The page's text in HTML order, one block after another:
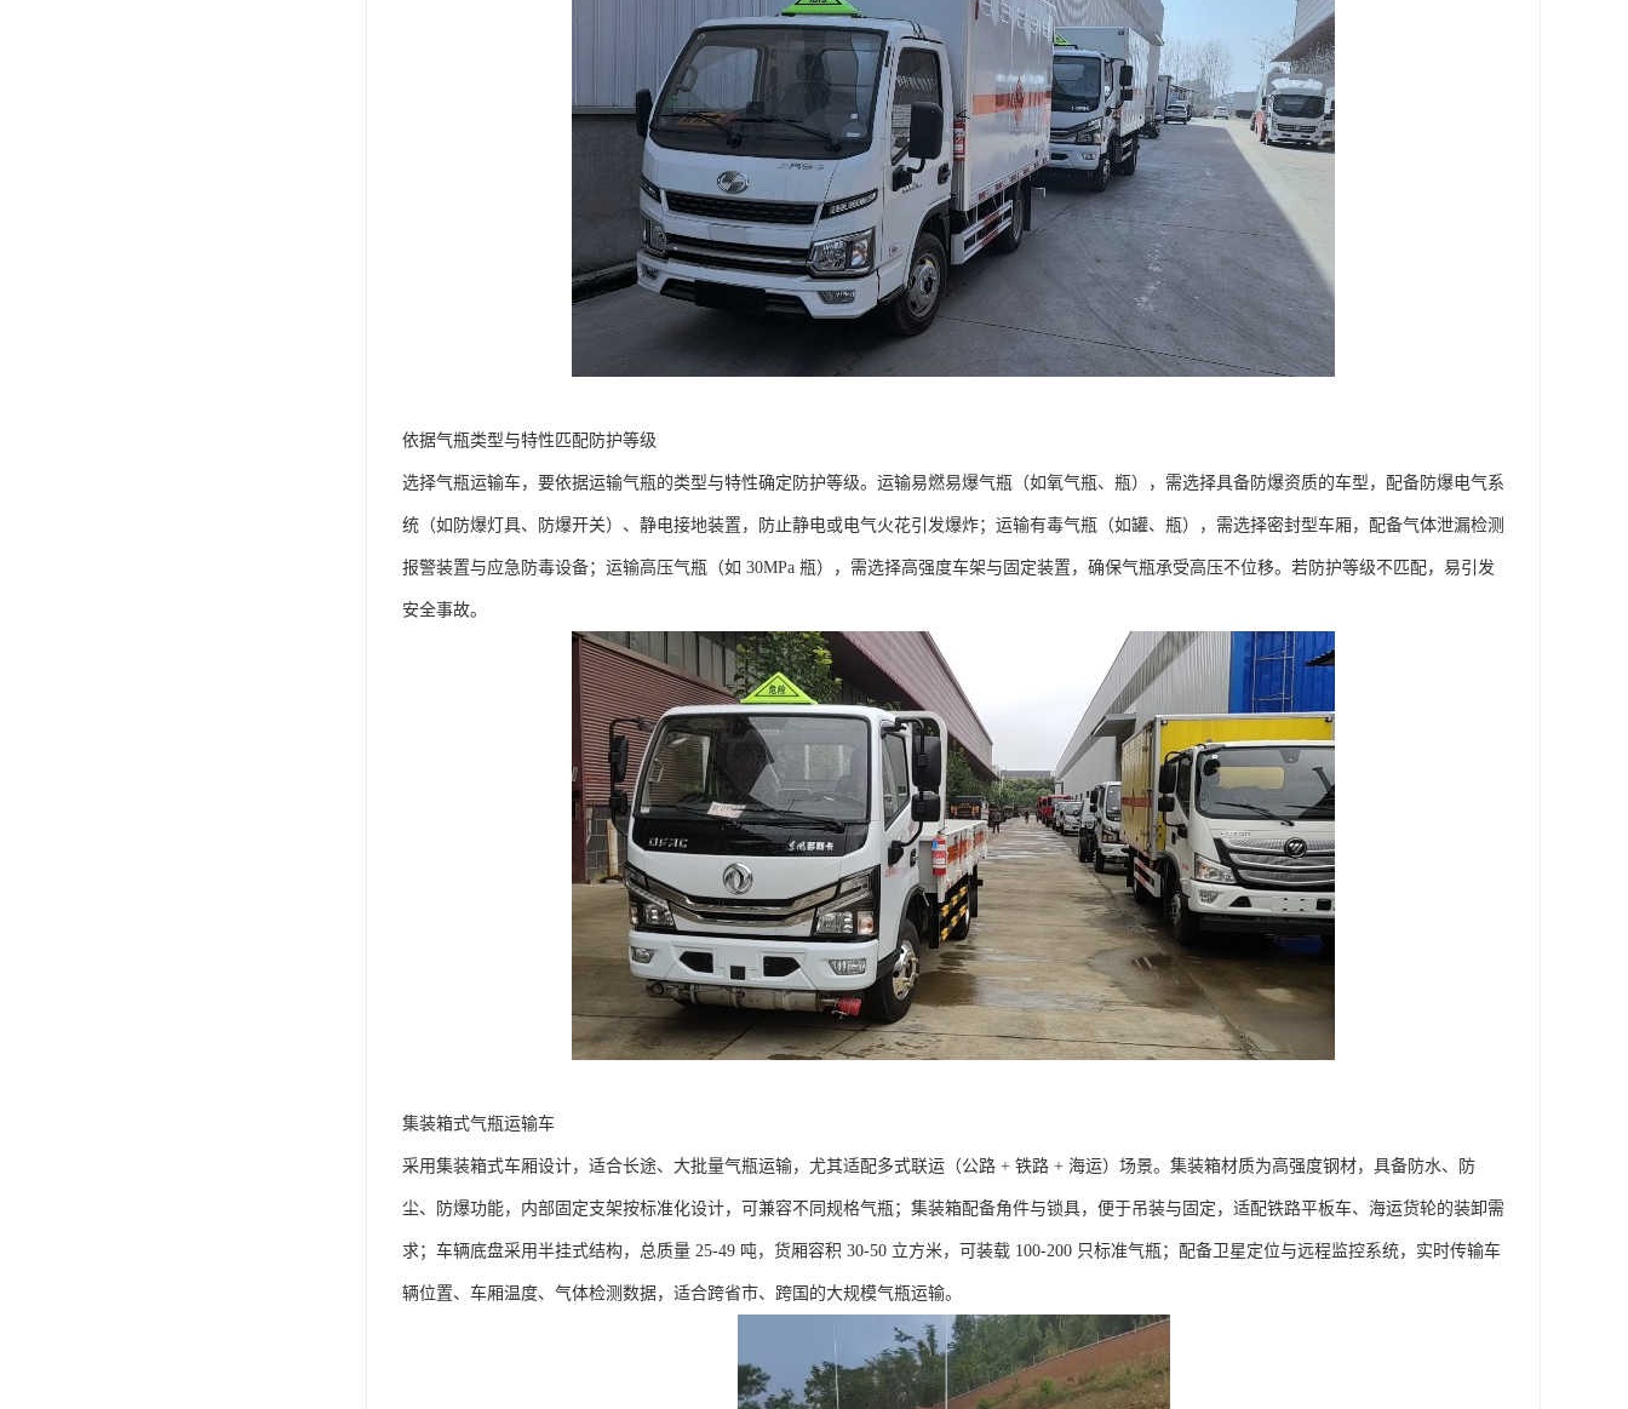
依据气瓶类型与特性匹配防护等级​
选择气瓶运输车，要依据运输气瓶的类型与特性确定防护等级。运输易燃易爆气瓶（如氧气瓶、瓶），需选择具备防爆资质的车型，配备防爆电气系
统（如防爆灯具、防爆开关）、静电接地装置，防止静电或电气火花引发爆炸；运输有毒气瓶（如罐、瓶），需选择密封型车厢，配备气体泄漏检测
报警装置与应急防毒设备；运输高压气瓶（如 30MPa 瓶），需选择高强度车架与固定装置，确保气瓶承受高压不位移。若防护等级不匹配，易引发
安全事故。​
集装箱式气瓶运输车​
采用集装箱式车厢设计，适合长途、大批量气瓶运输，尤其适配多式联运（公路 + 铁路 + 海运）场景。集装箱材质为高强度钢材，具备防水、防
尘、防爆功能，内部固定支架按标准化设计，可兼容不同规格气瓶；集装箱配备角件与锁具，便于吊装与固定，适配铁路平板车、海运货轮的装卸需
求；车辆底盘采用半挂式结构，总质量 25-49 吨，货厢容积 30-50 立方米，可装载 100-200 只标准气瓶；配备卫星定位与远程监控系统，实时传输车
辆位置、车厢温度、气体检测数据，适合跨省市、跨国的大规模气瓶运输。​